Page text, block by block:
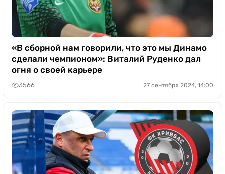
«В сборной нам говорили, что это мы Динамо
сделали чемпионом»: Виталий Руденко дал
огня о своей карьере
3566 27 сентября 2024, 14:00